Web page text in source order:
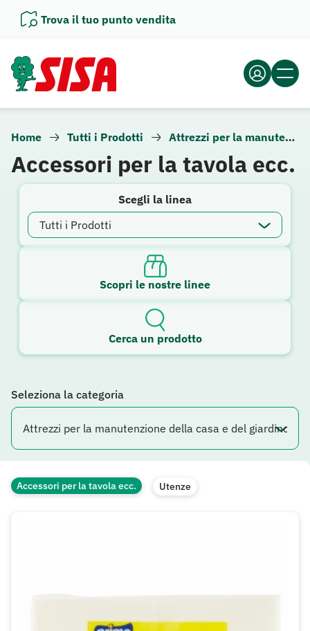
Trova il tuo punto vendita
Home Tutti i Prodotti Attrezzi per la manutenzione della casa e del giardino
Accessori per la tavola ecc.
Scegli la linea
Scopri le nostre linee
Cerca un prodotto
Seleziona la categoria
Accessori per la tavola ecc. Utenze